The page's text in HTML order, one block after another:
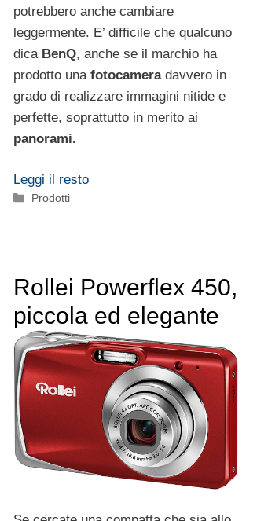
potrebbero anche cambiare
leggermente. E’ difficile che qualcuno
dica BenQ, anche se il marchio ha
prodotto unafotocameradavvero in
grado di realizzare immagini nitide e
perfette, soprattutto in merito ai
panorami.
Leggi il resto
Categorie
Prodotti
Rollei Powerflex 450,
piccola ed elegante